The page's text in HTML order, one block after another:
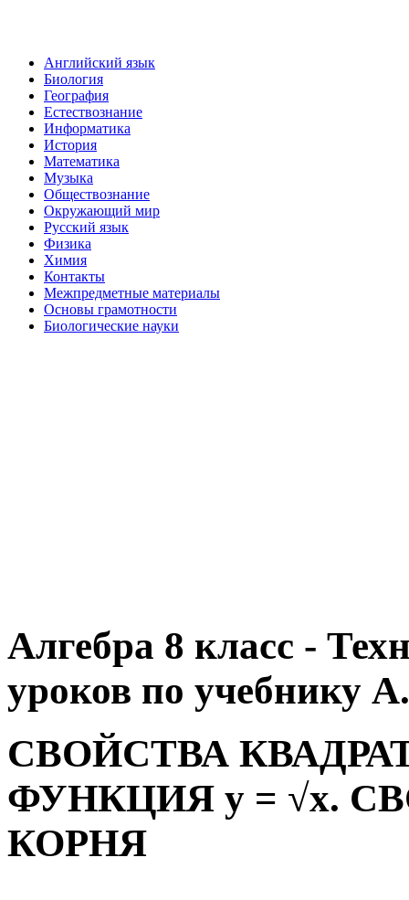
Английский язык
Биология
География
Естествознание
Информатика
История
Математика
Музыка
Обществознание
Окружающий мир
Русский язык
Физика
Химия
Контакты
Межпредметные материалы
Основы грамотности
Биологические науки
Алгебра 8 класс -
уроков по учебнику
СВОЙСТВА
ФУНКЦИЯ у = √х.
КОРНЯ